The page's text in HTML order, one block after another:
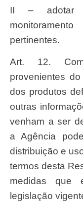
II – adotar as ações de controle,
pertinentes.
Art. 12. Com base em informações
provenientes
dos produtos
outras
venham a ser
a Agência
distribuição e
termos desta
medidas que
legislação